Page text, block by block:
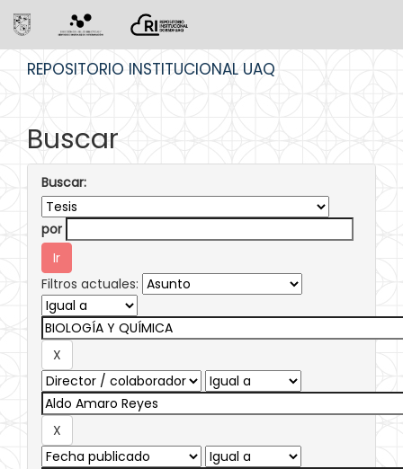
REPOSITORIO INSTITUCIONAL UAQ
Buscar
Buscar:
por
Filtros actuales: